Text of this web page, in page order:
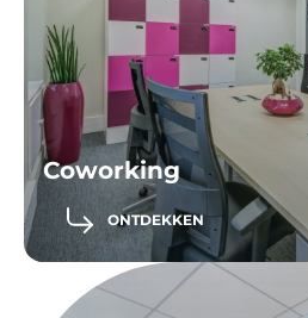
Coworking
ONTDEKKEN